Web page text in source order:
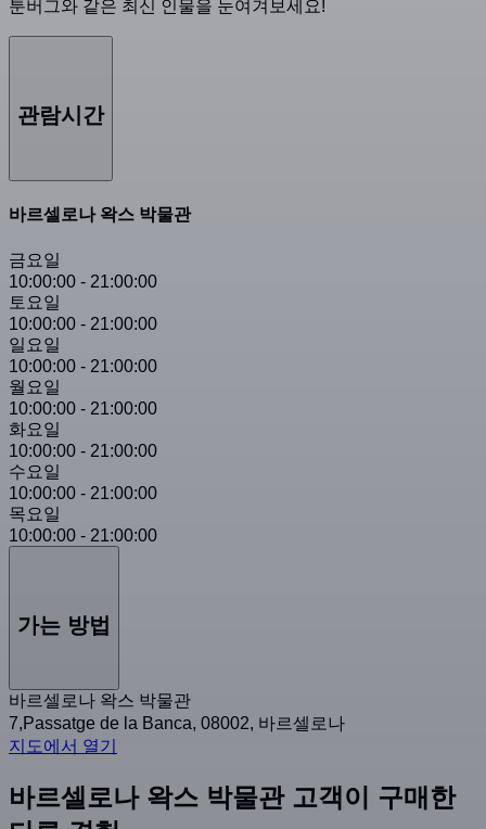
툰버그와 같은 최신 인물을 눈여겨보세요!
관람시간
바르셀로나 왁스 박물관
금요일
10:00:00 - 21:00:00
토요일
10:00:00 - 21:00:00
일요일
10:00:00 - 21:00:00
월요일
10:00:00 - 21:00:00
화요일
10:00:00 - 21:00:00
수요일
10:00:00 - 21:00:00
목요일
10:00:00 - 21:00:00
가는 방법
바르셀로나 왁스 박물관
7,Passatge de la Banca, 08002, 바르셀로나
지도에서 열기
바르셀로나 왁스 박물관 고객이 구매한